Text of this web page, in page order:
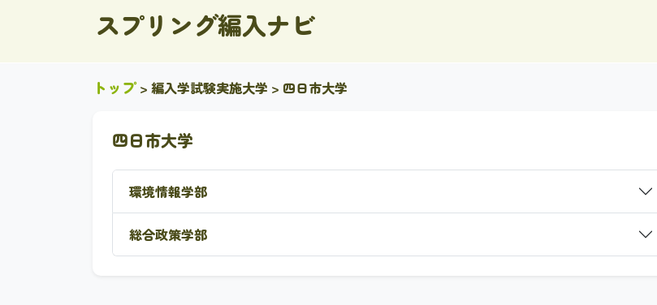
スプリング編入ナビ
トップ> 編入学試験実施大学 > 四日市大学
四日市大学
環境情報学部
総合政策学部